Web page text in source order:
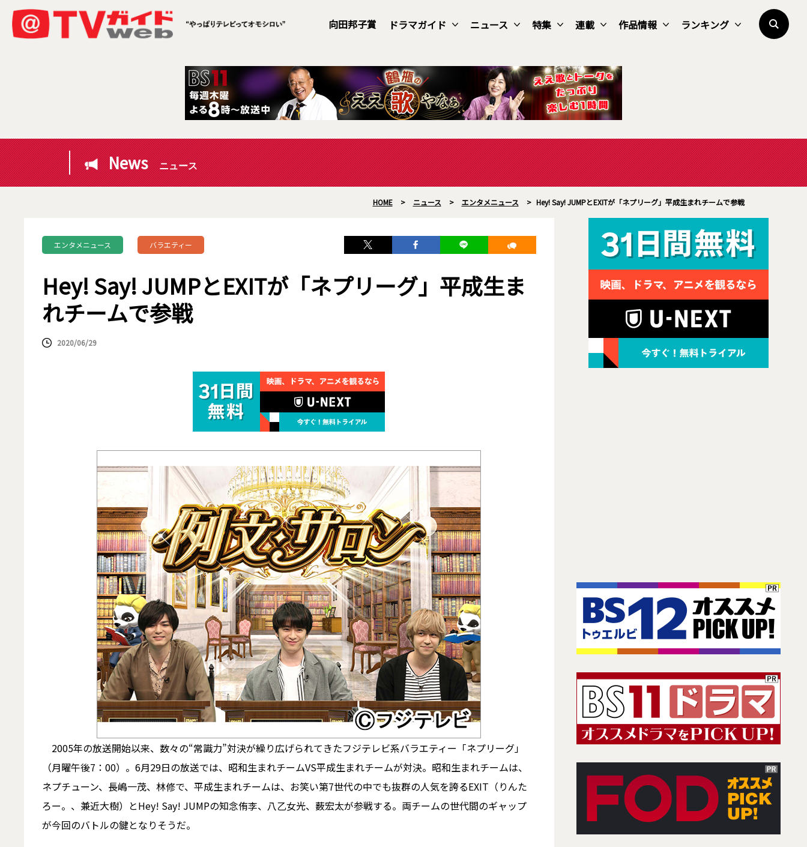
向田邦子賞 ドラマガイド ニュース 特集 連載 作品情報 ランキング
News ニュース
HOME > ニュース > エンタメニュース > Hey! Say! JUMPとEXITが「ネプリーグ」平成生まれチームで参戦
エンタメニュース バラエティー
Hey! Say! JUMPとEXITが「ネプリーグ」平成生ま
れチームで参戦
2020/06/29
2005年の放送開始以来、数々の“常識力”対決が繰り広げられてきたフジテレビ系バラエティー「ネプリーグ」
（月曜午後7：00）。6月29日の放送では、昭和生まれチームVS平成生まれチームが対決。昭和生まれチームは、
ネプチューン、長嶋一茂、林修で、平成生まれチームは、お笑い第7世代の中でも抜群の人気を誇るEXIT（りんた
ろー。、兼近大樹）とHey! Say! JUMPの知念侑李、八乙女光、薮宏太が参戦する。両チームの世代間のギャップ
が今回のバトルの鍵となりそうだ。